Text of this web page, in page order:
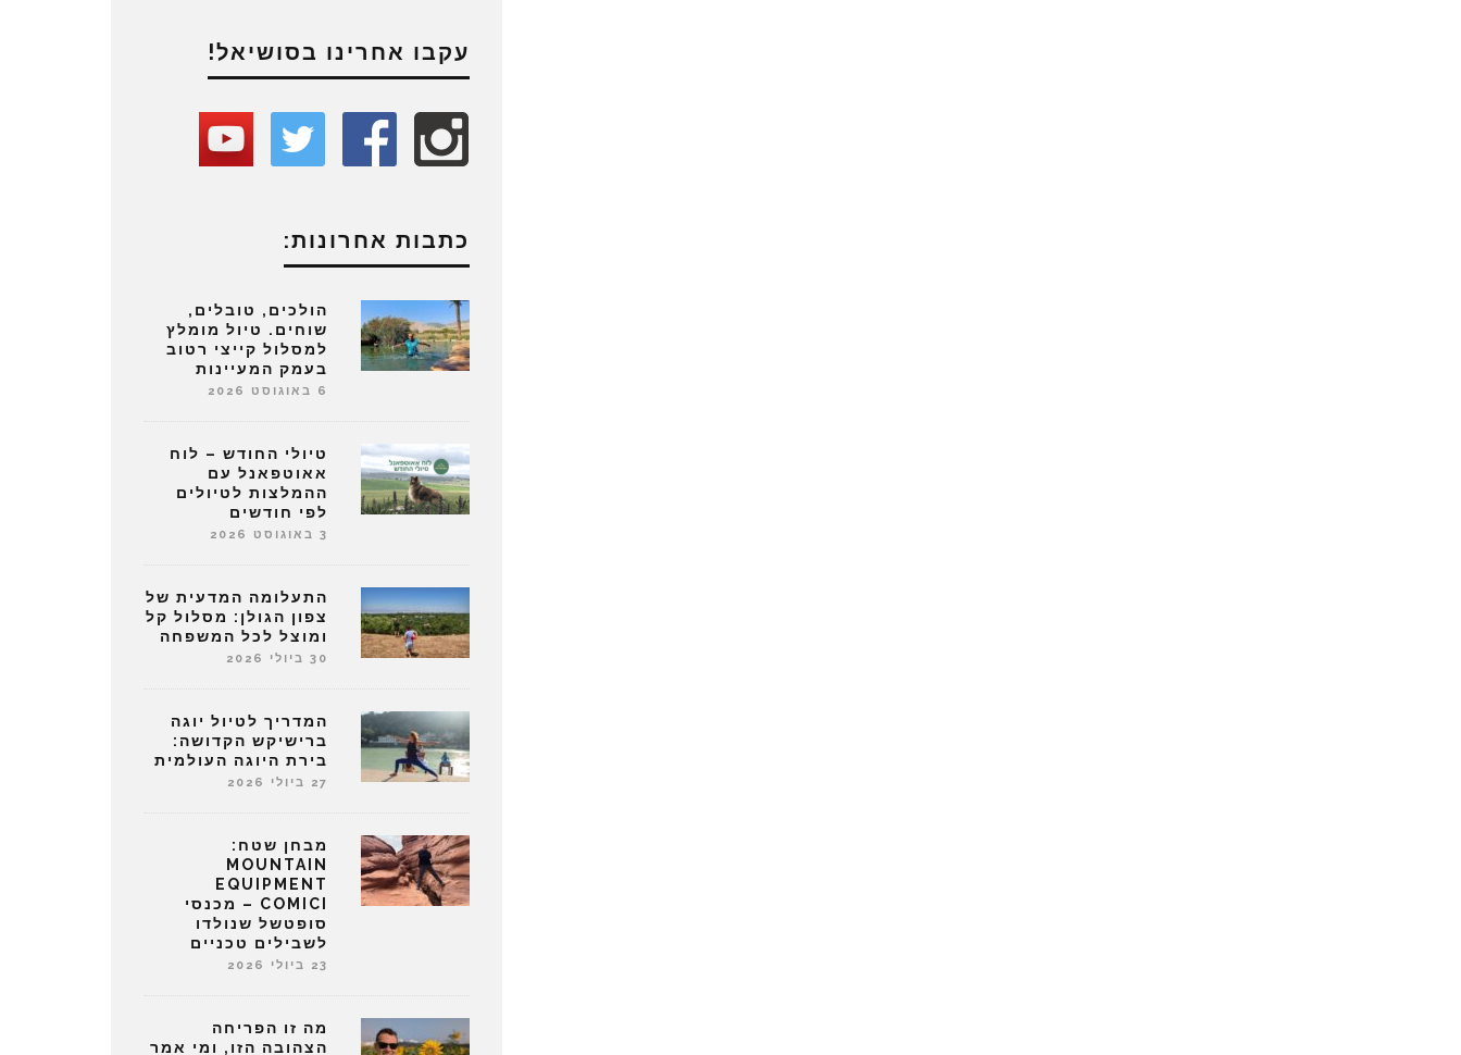
עקבו אחרינו בסושיאל!
כתבות אחרונות:
הולכים, טובלים,
שוחים. טיול מומלץ
למסלול קייצי רטוב
בעמק המעיינות
6 באוגוסט 2026
טיולי החודש – לוח
אאוטפאנל עם
ההמלצות לטיולים
לפי חודשים
3 באוגוסט 2026
התעלומה המדעית של
צפון הגולן: מסלול קל
ומוצל לכל המשפחה
30 ביולי 2026
המדריך לטיול יוגה
ברישיקש הקדושה:
בירת היוגה העולמית
27 ביולי 2026
מבחן שטח:
MOUNTAIN
EQUIPMENT
COMICI – מכנסי
סופטשל שנולדו
לשבילים טכניים
23 ביולי 2026
מה זו הפריחה
הצהובה הזו, ומי אמר